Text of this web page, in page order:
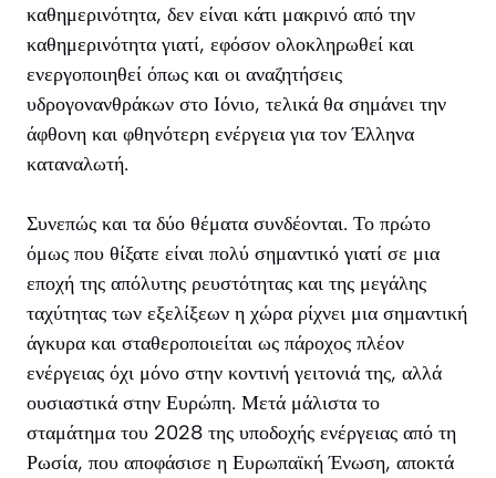
καθημερινότητα, δεν είναι κάτι μακρινό από την
καθημερινότητα γιατί, εφόσον ολοκληρωθεί και
ενεργοποιηθεί όπως και οι αναζητήσεις
υδρογονανθράκων στο Ιόνιο, τελικά θα σημάνει την
άφθονη και φθηνότερη ενέργεια για τον Έλληνα
καταναλωτή.
Συνεπώς και τα δύο θέματα συνδέονται. Το πρώτο
όμως που θίξατε είναι πολύ σημαντικό γιατί σε μια
εποχή της απόλυτης ρευστότητας και της μεγάλης
ταχύτητας των εξελίξεων η χώρα ρίχνει μια σημαντική
άγκυρα και σταθεροποιείται ως πάροχος πλέον
ενέργειας όχι μόνο στην κοντινή γειτονιά της, αλλά
ουσιαστικά στην Ευρώπη. Μετά μάλιστα το
σταμάτημα του 2028 της υποδοχής ενέργειας από τη
Ρωσία, που αποφάσισε η Ευρωπαϊκή Ένωση, αποκτά